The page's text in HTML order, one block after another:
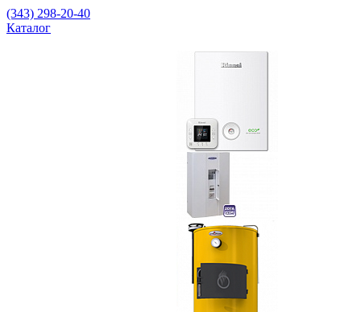
(343) 298-20-40
Каталог